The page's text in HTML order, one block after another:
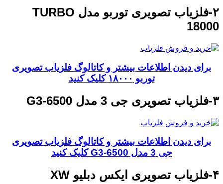
۲-فلزیاب تصویری توربو مدل TURBO
18000
برای دیدن اطلاعات بیشتر و کاتالوگ فلزیاب تصویری
توربو ۱۸۰۰۰ کلیک کنید
۳-فلزیاب تصویری جی 3 مدل G3-6500
برای دیدن اطلاعات بیشتر و کاتالوگ فلزیاب تصویری
جی 3 مدل G3-6500 کلیک کنید
۴-فلزیاب تصویری ایکس دبلیو XW